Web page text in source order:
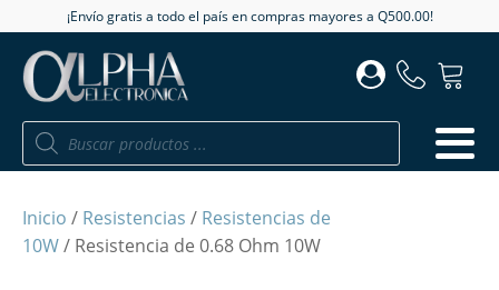
¡Envío gratis a todo el país en compras mayores a Q500.00!
Búsqueda
productos
Inicio / Resistencias / Resistencias de
10W/ Resistencia de 0.68 Ohm 10W